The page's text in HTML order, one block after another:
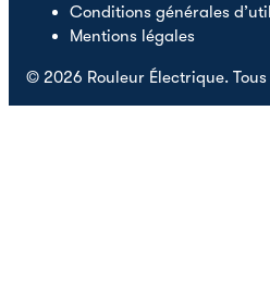
Conditions générales
Mentions légales
© 2026 Rouleur Électrique.